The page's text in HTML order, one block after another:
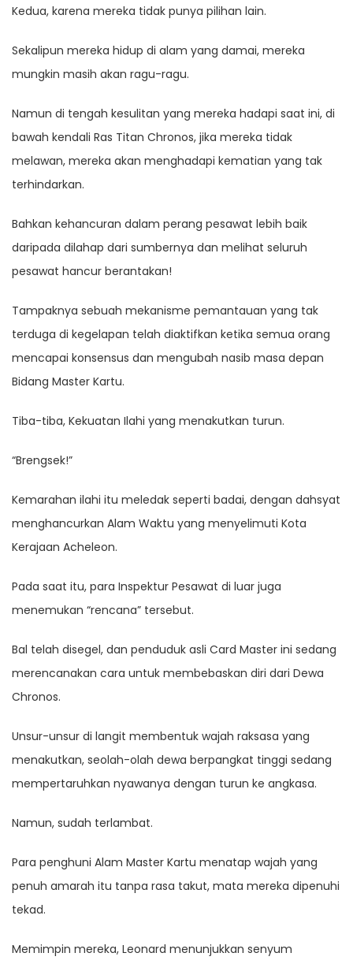
Kedua, karena mereka tidak punya pilihan lain.
Sekalipun mereka hidup di alam yang damai, mereka
mungkin masih akan ragu-ragu.
Namun di tengah kesulitan yang mereka hadapi saat ini, di
bawah kendali Ras Titan Chronos, jika mereka tidak
melawan, mereka akan menghadapi kematian yang tak
terhindarkan.
Bahkan kehancuran dalam perang pesawat lebih baik
daripada dilahap dari sumbernya dan melihat seluruh
pesawat hancur berantakan!
Tampaknya sebuah mekanisme pemantauan yang tak
terduga di kegelapan telah diaktifkan ketika semua orang
mencapai konsensus dan mengubah nasib masa depan
Bidang Master Kartu.
Tiba-tiba, Kekuatan Ilahi yang menakutkan turun.
“Brengsek!”
Kemarahan ilahi itu meledak seperti badai, dengan dahsyat
menghancurkan Alam Waktu yang menyelimuti Kota
Kerajaan Acheleon.
Pada saat itu, para Inspektur Pesawat di luar juga
menemukan “rencana” tersebut.
Bal telah disegel, dan penduduk asli Card Master ini sedang
merencanakan cara untuk membebaskan diri dari Dewa
Chronos.
Unsur-unsur di langit membentuk wajah raksasa yang
menakutkan, seolah-olah dewa berpangkat tinggi sedang
mempertaruhkan nyawanya dengan turun ke angkasa.
Namun, sudah terlambat.
Para penghuni Alam Master Kartu menatap wajah yang
penuh amarah itu tanpa rasa takut, mata mereka dipenuhi
tekad.
Memimpin mereka, Leonard menunjukkan senyum